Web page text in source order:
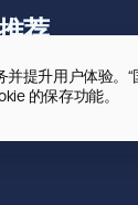
提升用户体验。
的保存功能。
荐